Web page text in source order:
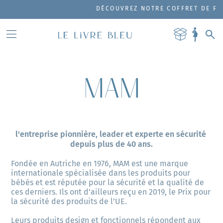
DÉCOUVREZ NOTRE COFFRET DE PRODUITS
MAM
l'entreprise pionnière, leader et experte en sécurité
depuis plus de 40 ans.
Fondée en Autriche en 1976, MAM est une marque
internationale spécialisée dans les produits pour
bébés et est réputée pour la sécurité et la qualité de
ces derniers. Ils ont d’ailleurs reçu en 2019, le Prix pour
la sécurité des produits de l’UE.
Leurs produits design et fonctionnels répondent aux